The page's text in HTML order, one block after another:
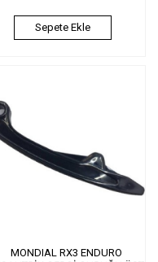
Sepete Ekle
MONDIAL RX3 ENDURO